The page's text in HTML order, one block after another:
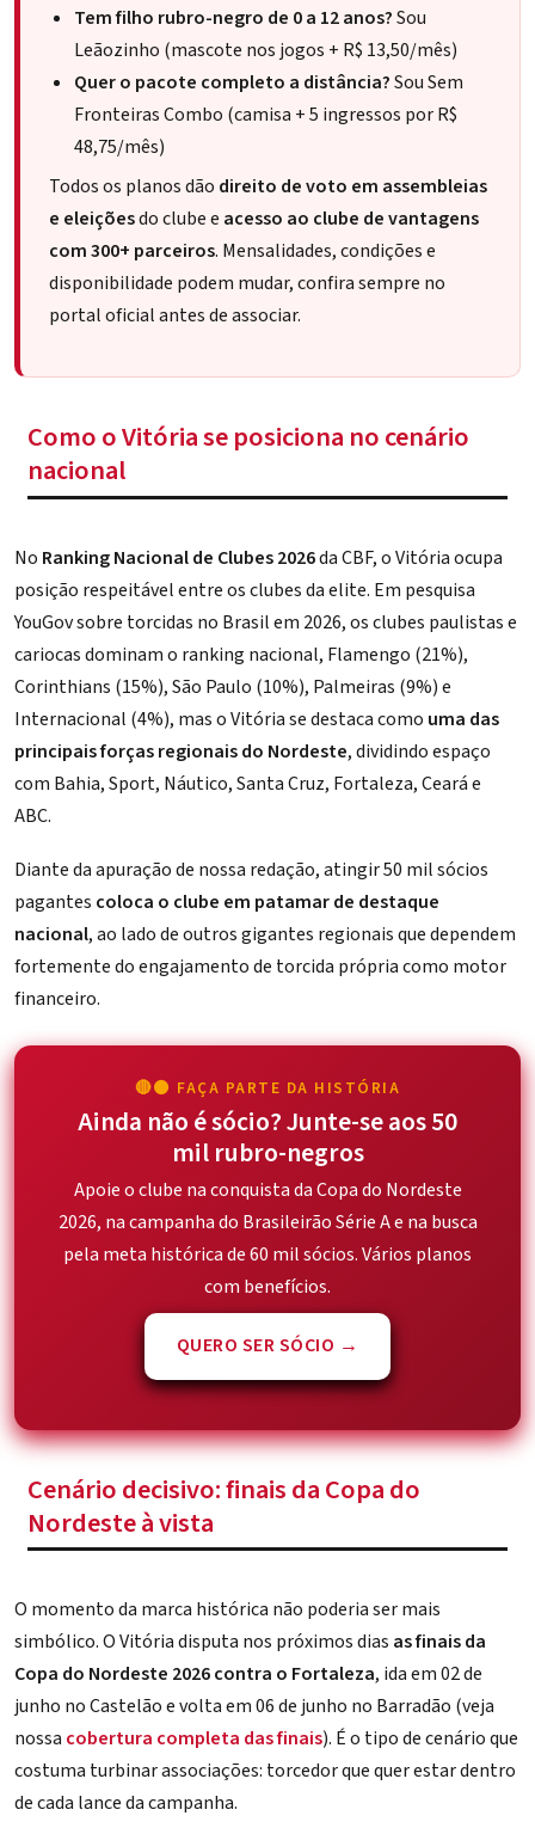
Tem filho rubro-negro de 0 a 12 anos?Sou
Leãozinho (mascote nos jogos + R$ 13,50/mês)
Quer o pacote completo a distância?Sou Sem
Fronteiras Combo (camisa + 5 ingressos por R$
48,75/mês)
Todos os planos dão direito de voto em assembleias
e eleiçõesdo clube e acesso ao clube de vantagens
com 300+ parceiros. Mensalidades, condições e
disponibilidade podem mudar, confira sempre no
portal oficial antes de associar.
Como o Vitória se posiciona no cenário
nacional
No Ranking Nacional de Clubes 2026da CBF, o Vitória ocupa
posição respeitável entre os clubes da elite. Em pesquisa
YouGov sobre torcidas no Brasil em 2026, os clubes paulistas e
cariocas dominam o ranking nacional, Flamengo (21%),
Corinthians (15%), São Paulo (10%), Palmeiras (9%) e
Internacional (4%), mas o Vitória se destaca como uma das
principais forças regionais do Nordeste, dividindo espaço
com Bahia, Sport, Náutico, Santa Cruz, Fortaleza, Ceará e
ABC.
Diante da apuração de nossa redação, atingir 50 mil sócios
pagantes coloca o clube em patamar de destaque
nacional, ao lado de outros gigantes regionais que dependem
fortemente do engajamento de torcida própria como motor
financeiro.
🔴⚫ FAÇA PARTE DA HISTÓRIA
Ainda não é sócio? Junte-se aos 50
mil rubro-negros
Apoie o clube na conquista da Copa do Nordeste
2026, na campanha do Brasileirão Série A e na busca
pela meta histórica de 60 mil sócios. Vários planos
com benefícios.
QUERO SER SÓCIO →
Cenário decisivo: finais da Copa do
Nordeste à vista
O momento da marca histórica não poderia ser mais
simbólico. O Vitória disputa nos próximos dias as finais da
Copa do Nordeste 2026 contra o Fortaleza, ida em 02 de
junho no Castelão e volta em 06 de junho no Barradão (veja
nossa cobertura completa das finais). É o tipo de cenário que
costuma turbinar associações: torcedor que quer estar dentro
de cada lance da campanha.